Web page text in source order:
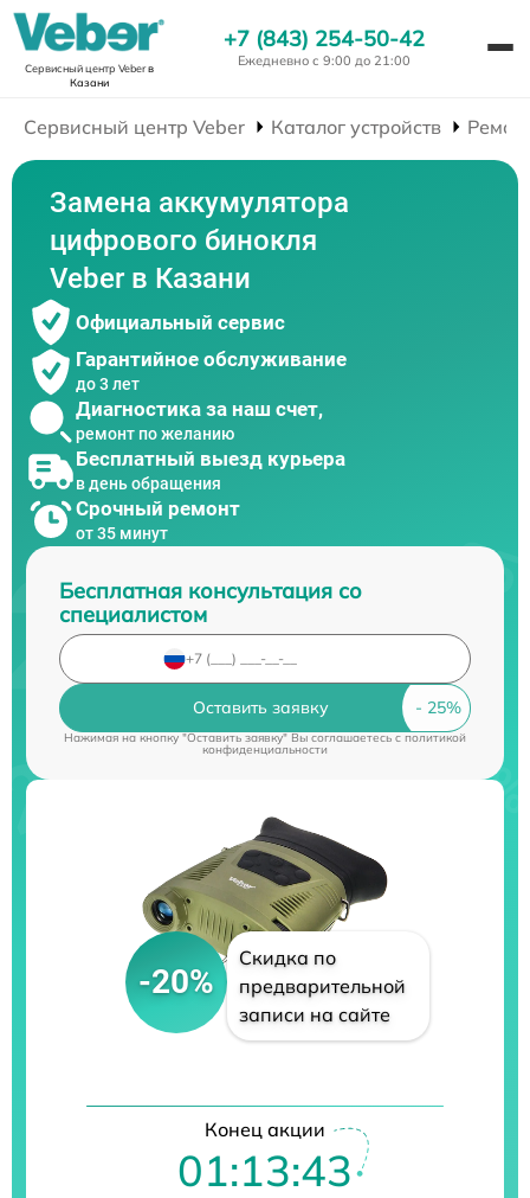
Сервисный центр Veberв
Казани
+7 (843) 254-50-42
Ежедневно с 9:00 до 21:00
Сервисный центр Veber Каталог устройств
Замена аккумулятора
цифрового бинокля
Veber в Казани
Официальный сервис
Гарантийное обслуживание
до 3 лет
Диагностика за наш счет,
ремонт по желанию
Бесплатный выезд курьера
в день обращения
Срочный ремонт
от 35 минут
Бесплатная консультация со
специалистом
Оставить заявку
Нажимая на кнопку "Оставить заявку" Вы соглашаетесь cполитикой
конфиденциальности
-20%
Скидка по
предварительной
записи на сайте
Конец акции
01:13:42